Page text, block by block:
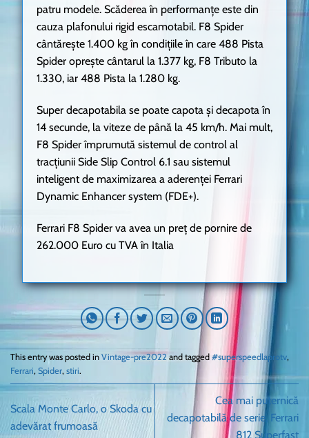
patru modele. Scăderea în performanțe este din
cauza plafonului rigid escamotabil. F8 Spider
cântărește 1.400 kg în condițiile în care 488 Pista
Spider oprește cântarul la 1.377 kg, F8 Tributo la
1.330, iar 488 Pista la 1.280 kg.
Super decapotabila se poate capota și decapota în
14 secunde, la viteze de până la 45 km/h. Mai mult,
F8 Spider împrumută sistemul de control al
tracțiunii Side Slip Control 6.1 sau sistemul
inteligent de maximizarea a aderenței Ferrari
Dynamic Enhancer system (FDE+).
Ferrari F8 Spider va avea un preț de pornire de
262.000 Euro cu TVA în Italia
This entry was posted in Vintage-pre2022and tagged #superspeedlaprotv,
Ferrari, Spider, stiri.
Scala Monte Carlo, o Skoda cu
adevărat frumoasă
Cea mai puternică
decapotabilă de serie, Ferrari
812 Superfast